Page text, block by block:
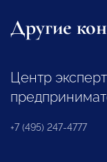
Другие
Центр
+7 (495) 247-4777